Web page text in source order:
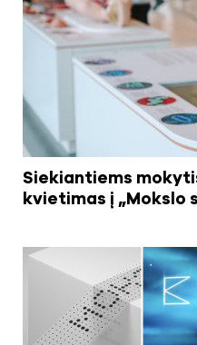
Siekiantiems
kvietimas į „Mokslo